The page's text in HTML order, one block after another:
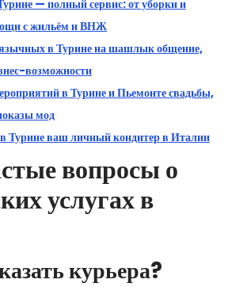
— полный сервис: от уборки и
с жильём и ВНЖ
в Турине на шашлык общение,
возможности
в Турине и Пьемонте свадьбы,
мод
Турине ваш личный кондитер в Италии
вопросы о
услугах в
курьера?